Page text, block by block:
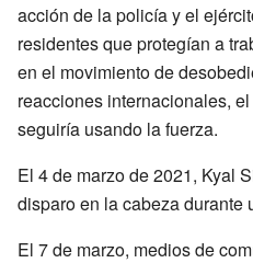
acción de la policía y el
residentes que protegían a
en el movimiento de
reacciones internacionales,
seguiría usando la fuerza.
El 4 de marzo de 2021, Kyal
disparo en la cabeza durante
El 7 de marzo, medios de